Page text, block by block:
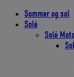
Sommer og sol
Solé
Solé